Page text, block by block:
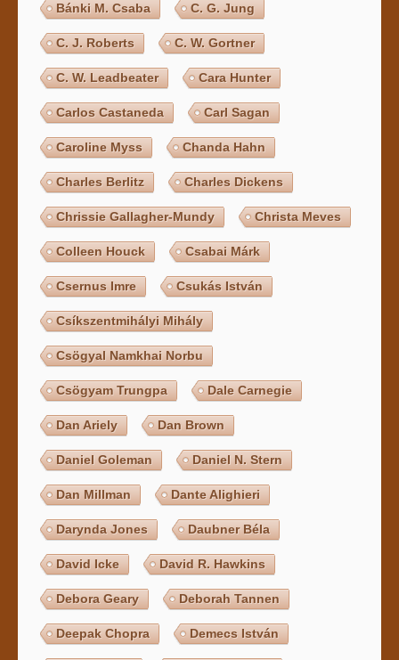
Bánki M. Csaba C. G. Jung
C. J. Roberts C. W. Gortner
C. W. Leadbeater Cara Hunter
Carlos Castaneda Carl Sagan
Caroline Myss Chanda Hahn
Charles Berlitz Charles Dickens
Chrissie Gallagher-Mundy Christa Meves
Colleen Houck Csabai Márk
Csernus Imre Csukás István
Csíkszentmihályi Mihály
Csögyal Namkhai Norbu
Csögyam Trungpa Dale Carnegie
Dan Ariely Dan Brown
Daniel Goleman Daniel N. Stern
Dan Millman Dante Alighieri
Darynda Jones Daubner Béla
David Icke David R. Hawkins
Debora Geary Deborah Tannen
Deepak Chopra Demecs István